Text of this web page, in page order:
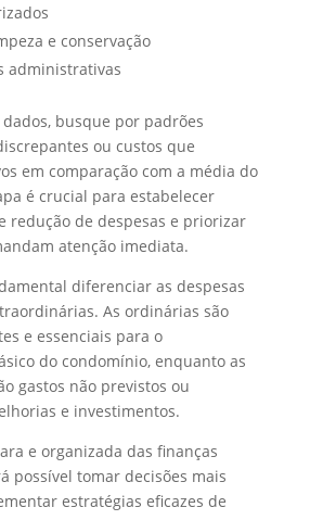
e conservação
administrativas
busque por padrões
ou custos que
em comparação com a média do
é crucial para estabelecer
redução de despesas e priorizar
atenção imediata.
diferenciar as despesas
As ordinárias são
e essenciais para o
do condomínio, enquanto as
gastos não previstos ou
e investimentos.
e organizada das finanças
possível tomar decisões mais
estratégias eficazes de